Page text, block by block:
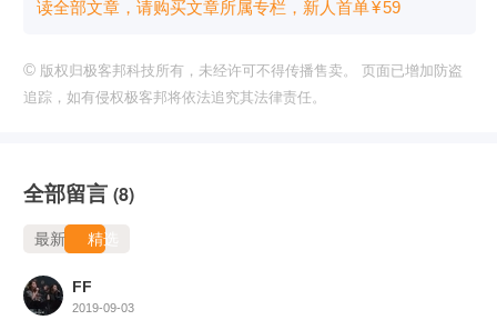
读全部文章，请购买文章所属专栏 ，新⼈⾸单¥59
© 版权归极客邦科技所有，未经许可不得传播售卖。 页面已增加防盗
追踪，如有侵权极客邦将依法追究其法律责任。
全部留言 (8)
最新 精选
FF
2019-09-03